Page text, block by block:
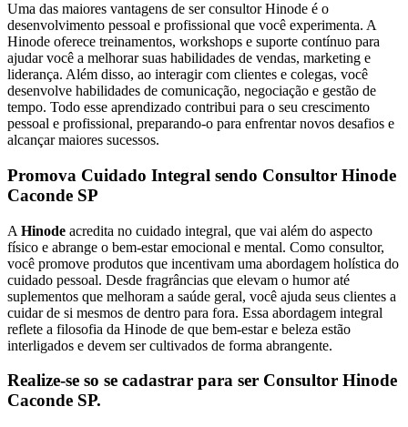
Uma das maiores vantagens de ser consultor Hinode é o
desenvolvimento pessoal e profissional que você experimenta. A
Hinode oferece treinamentos, workshops e suporte contínuo para
ajudar você a melhorar suas habilidades de vendas, marketing e
liderança. Além disso, ao interagir com clientes e colegas, você
desenvolve habilidades de comunicação, negociação e gestão de
tempo. Todo esse aprendizado contribui para o seu crescimento
pessoal e profissional, preparando-o para enfrentar novos desafios e
alcançar maiores sucessos.
Promova Cuidado Integral sendo Consultor Hinode
Caconde SP
A Hinode acredita no cuidado integral, que vai além do aspecto
físico e abrange o bem-estar emocional e mental. Como consultor,
você promove produtos que incentivam uma abordagem holística do
cuidado pessoal. Desde fragrâncias que elevam o humor até
suplementos que melhoram a saúde geral, você ajuda seus clientes a
cuidar de si mesmos de dentro para fora. Essa abordagem integral
reflete a filosofia da Hinode de que bem-estar e beleza estão
interligados e devem ser cultivados de forma abrangente.
Realize-se so se cadastrar para ser Consultor Hinode
Caconde SP.